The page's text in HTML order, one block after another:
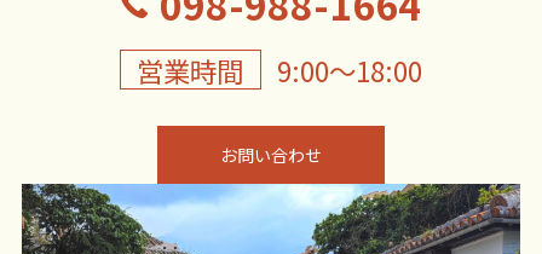
営業時間 9:00〜18:00
お問い合わせ